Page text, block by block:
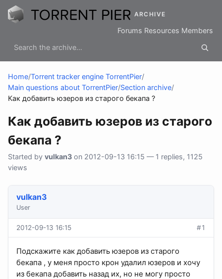
ARCHIVE
Forums Resources Members
Home/Torrent tracker engine TorrentPier/
Main questions about TorrentPier/Section archive/
Как добавить юзеров из старого бекапа ?
Как добавить юзеров из старого
бекапа ?
Started by vulkan3 on 2012-09-13 16:15 — 1 replies, 1125
views
vulkan3
User
2012-09-13 16:15 #1
Подскажите как добавить юзеров из старого
бекапа , у меня просто крон удалил юзеров и хочу
из бекапа добавить назад их, но не могу просто